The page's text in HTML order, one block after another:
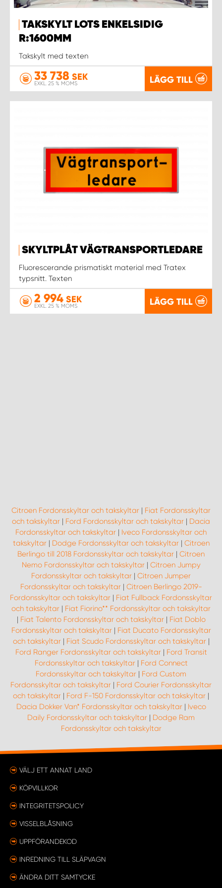
TAKSKYLT LOTS ENKELSIDIG
R:1600MM
Takskylt med texten
33 738 SEK
EXKL. 25 % MOMS LÄGG TILL
SKYLTPLÅT VÄGTRANSPORTLEDARE
Fluorescerande prismatiskt material med Tratex
typsnitt. Texten
2 994 SEK
EXKL. 25 % MOMS LÄGG TILL
Citroen Fordonsskyltar och takskyltar | Fiat Fordonsskyltar
och takskyltar | Ford Fordonsskyltar och takskyltar | Dacia
Fordonsskyltar och takskyltar | Iveco Fordonsskyltar och
takskyltar| Dodge Fordonsskyltar och takskyltar| Citroen
Berlingo till 2018 Fordonsskyltar och takskyltar | Citroen
Nemo Fordonsskyltar och takskyltar| Citroen Jumpy
Fordonsskyltar och takskyltar | Citroen Jumper
Fordonsskyltar och takskyltar| Citroen Berlingo 2019-
Fordonsskyltar och takskyltar | Fiat Fullback Fordonsskyltar
och takskyltar | Fiat Fiorino** Fordonsskyltar och takskyltar
| Fiat Talento Fordonsskyltar och takskyltar| Fiat Doblo
Fordonsskyltar och takskyltar| Fiat Ducato Fordonsskyltar
och takskyltar| Fiat Scudo Fordonsskyltar och takskyltar|
Ford Ranger Fordonsskyltar och takskyltar| Ford Transit
Fordonsskyltar och takskyltar| Ford Connect
Fordonsskyltar och takskyltar | Ford Custom
Fordonsskyltar och takskyltar | Ford Courier Fordonsskyltar
och takskyltar | Ford F-150 Fordonsskyltar och takskyltar |
Dacia Dokker Van* Fordonsskyltar och takskyltar| Iveco
Daily Fordonsskyltar och takskyltar | Dodge Ram
Fordonsskyltar och takskyltar
VÄLJ ETT ANNAT LAND
KÖPVILLKOR
INTEGRITETSPOLICY
VISSELBLÅSNING
UPPFÖRANDEKOD
INREDNING TILL SLÄPVAGN
ÄNDRA DITT SAMTYCKE